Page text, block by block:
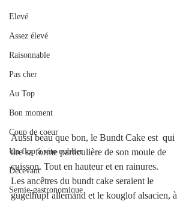
Elevé
Assez élevé
Raisonnable
Pas cher
Au Top
Bon moment
Coup de coeur
Un flop à vite oublier
Décevant
Semie-gastronomique
Aussi beau que bon, le Bundt Cake est  qui
tire sa forme particulière de son moule de
cuisson. Tout en hauteur et en rainures.
Les ancêtres du bundt cake seraient le
gugelhupf allemand et le kouglof alsacien, à